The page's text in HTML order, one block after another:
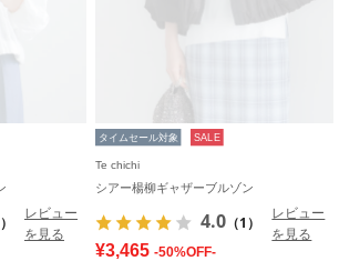
レビュー
を見る
タイムセール対象 SALE
Te chichi
シアー楊柳ギャザーブルゾン
4.0 （1）
レビュー
を見る
¥3,465 -50%OFF-